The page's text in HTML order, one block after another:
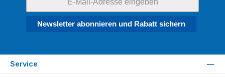
Newsletter abonnieren und Rabatt sichern
Service